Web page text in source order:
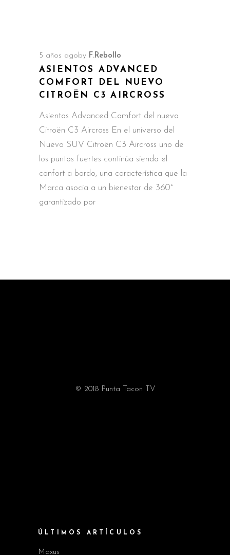
5 años agoby F.Rebollo
ASIENTOS ADVANCED
COMFORT DEL NUEVO
CITROËN C3 AIRCROSS
Asientos Advanced Comfort del nuevo
Citroën C3 Aircross En el universo del
Nuevo SUV Citroën C3 Aircross uno de
los puntos fuertes continúa siendo el
confort a bordo, una característica que la
Marca asocia a un bienestar de 360°
garantizado por
© 2018 Punta Tacon TV
ÚLTIMOS ARTÍCULOS
Maxus